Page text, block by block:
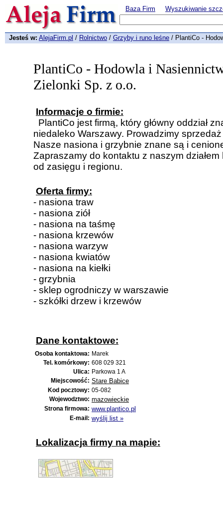
Baza Firm Wyszukiwanie
Jesteś w: AlejaFirm.pl / Rolnictwo / Grzyby i runo leśne / PlantiCo -
PlantiCo - Hodowla i
Zielonki Sp. z o.o.
Informacje o firmie:
PlantiCo jest firmą, który główny oddział
niedaleko Warszawy. Prowadzimy
Nasze nasiona i grzybnie znane są i
Zapraszamy do kontaktu z naszym
od zasięgu i regionu.
Oferta firmy:
- nasiona traw
- nasiona ziół
- nasiona na taśmę
- nasiona krzewów
- nasiona warzyw
- nasiona kwiatów
- nasiona na kiełki
- grzybnia
- sklep ogrodniczy w warszawie
- szkółki drzew i krzewów
Dane kontaktowe:
Osoba kontaktowa: Marek
Tel. komórkowy: 608 029 321
Ulica: Parkowa 1 A
Miejscowość: Stare Babice
Kod pocztowy: 05-082
Wojewodztwo: mazowieckie
Strona firmowa: www.plantico.pl
E-mail: wyślij list »
Lokalizacja firmy na mapie: